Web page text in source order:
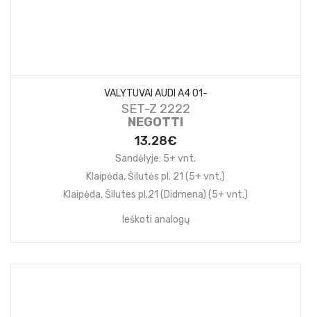
VALYTUVAI AUDI A4 01-
SET-Z 2222
NEGOTTI
13.28€
Sandėlyje: 5+ vnt.
Klaipėda, Šilutės pl. 21 (5+ vnt.)
Klaipėda, Šilutes pl.21 (Didmena) (5+ vnt.)
Ieškoti analogų